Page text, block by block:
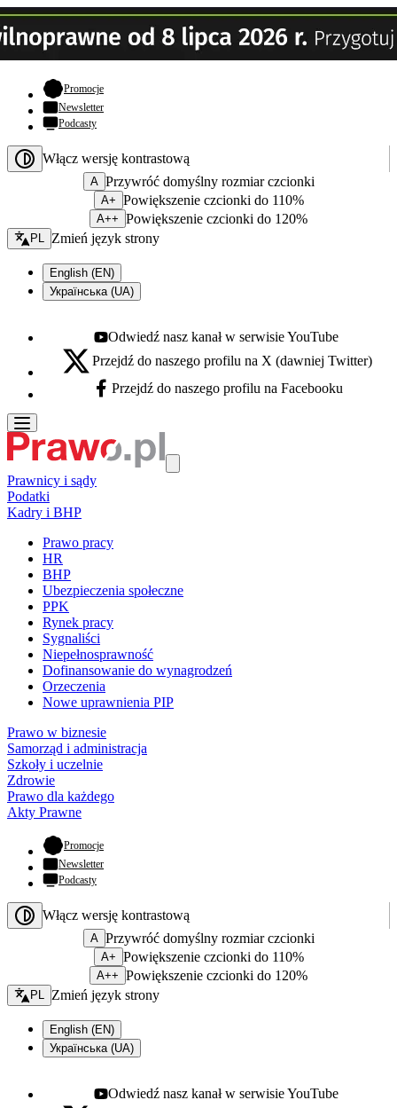
Promocje- otwiera się w nowej karcie
Newsletter
Podcasty
Włącz wersję kontrastową
A Przywróć domyślny rozmiar czcionki
A+ Powiększenie czcionki do 110%
A++ Powiększenie czcionki do 120%
Zmień język - bieżący:
PL Zmień język strony
English (EN)
Українська (UA)
Youtube - otwiera się w nowej karcie
Odwiedź nasz kanał w serwisie YouTube
X - otwiera się w nowej karcie
Przejdź do naszego profilu na X (dawniej Twitter)
Facebook - otwiera się w nowej karcie
Przejdź do naszego profilu na Facebooku
Prawnicy i sądy
Podatki
Kadry i BHP
Prawo pracy
HR
BHP
Ubezpieczenia społeczne
PPK
Rynek pracy
Sygnaliści
Niepełnosprawność
Dofinansowanie do wynagrodzeń
Orzeczenia
Nowe uprawnienia PIP
Prawo w biznesie
Samorząd i administracja
Szkoły i uczelnie
Zdrowie
Prawo dla każdego
Akty Prawne
Promocje- otwiera się w nowej karcie
Newsletter
Podcasty
Włącz wersję kontrastową
A Przywróć domyślny rozmiar czcionki
A+ Powiększenie czcionki do 110%
A++ Powiększenie czcionki do 120%
Zmień język - bieżący:
PL Zmień język strony
English (EN)
Українська (UA)
Youtube - otwiera się w nowej karcie
Odwiedź nasz kanał w serwisie YouTube